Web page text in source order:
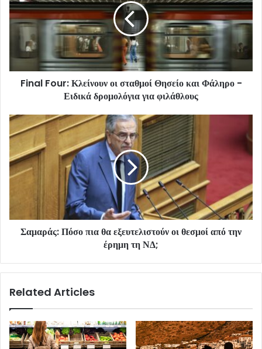
Final Four: Κλείνουν οι σταθμοί Θησείο και Φάληρο -
Ειδικά δρομολόγια για φιλάθλους
Σαμαράς: Πόσο πια θα εξευτελιστούν οι θεσμοί από την
έρημη τη ΝΔ;
Related Articles